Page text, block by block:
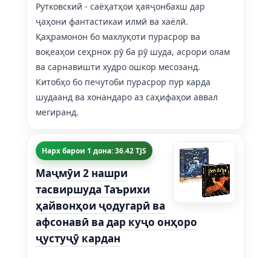
Рутковский - саёҳатҳои ҳаяҷонбахш дар
ҷаҳони фантастикаи илмӣ ва хаёлӣ.
Қаҳрамонон бо махлуқоти пурасрор ва
воқеаҳои сеҳрнок рӯ ба рӯ шуда, асрори олам
ва сарнавишти худро ошкор месозанд.
Китобҳо бо печутоби пурасрор пур карда
шудаанд ва хонандаро аз саҳифаҳои аввал
мегиранд.
Нарх барои 1 дона: 36.42 TJS
Маҷмӯи 2 нашри
тасвиршуда Таърихи
ҳайвонҳои ҷодугарӣ ва
афсонавӣ ва дар куҷо онҳоро
ҷустуҷӯ кардан